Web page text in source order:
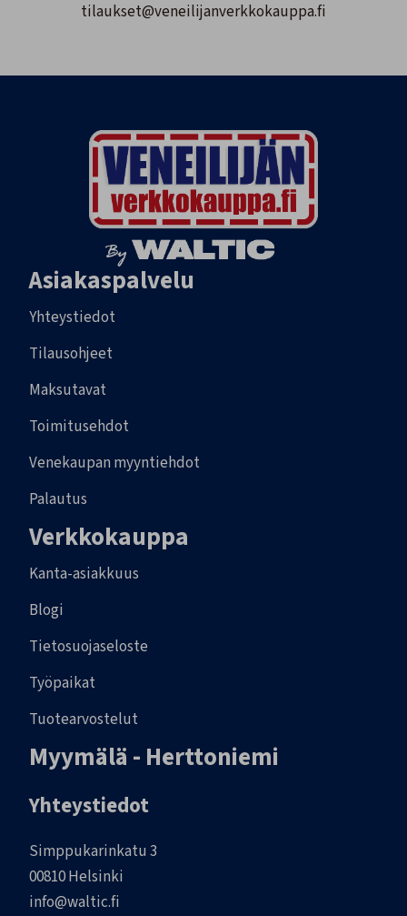
tilaukset@veneilijanverkkokauppa.fi
Asiakaspalvelu
Yhteystiedot
Tilausohjeet
Maksutavat
Toimitusehdot
Venekaupan myyntiehdot
Palautus
Verkkokauppa
Kanta-asiakkuus
Blogi
Tietosuojaseloste
Työpaikat
Tuotearvostelut
Myymälä - Herttoniemi
Yhteystiedot
Simppukarinkatu 3
00810 Helsinki
info@waltic.fi